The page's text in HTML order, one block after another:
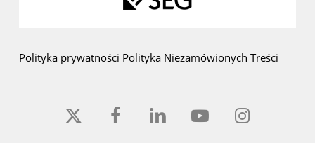
Polityka prywatności Polityka Niezamówionych Treści
x-
facebooklinkedin youtube instagram